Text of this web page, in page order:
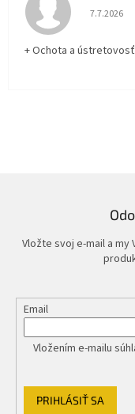
7.7.2026
+ Ochota a ústretovosť
Vložte svoj e-mail a
Email
Vložením e-mailu
PRIHLÁSIŤ SA